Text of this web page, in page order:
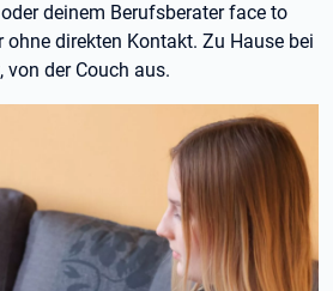
deinem Berufsberater face to
direkten Kontakt. Zu Hause bei
von der Couch aus.